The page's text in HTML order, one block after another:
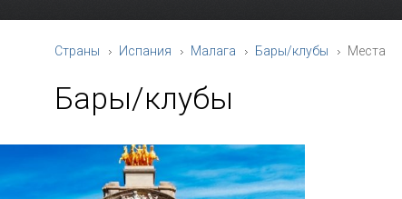
Страны Испания Малага Бары/клубы Места
Бары/клубы